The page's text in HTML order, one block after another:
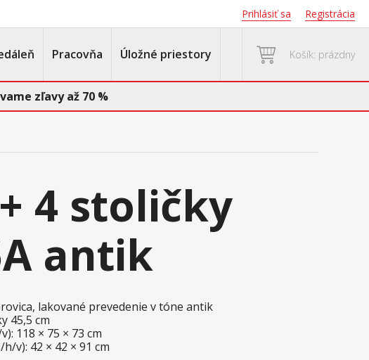
Prihlásiť sa Registrácia
Pracovňa Úložné priestory Košík: prázdny
zľavy až 70 %
4 stoličky
antik
lakované prevedenie v tóne antik
45,5 cm
118 × 75 × 73 cm
v): 42 × 42 × 91 cm